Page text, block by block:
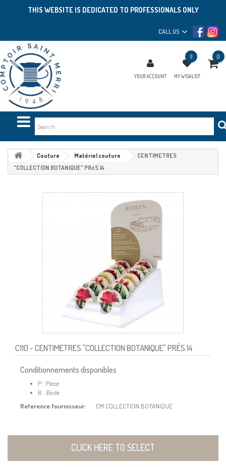
THIS WEBSITE IS DEDICATED TO PROFESSIONALS ONLY
CALL US
YOUR ACCOUNT
0
MY WISHLIST
0
Couture Matériel couture
CENTIMETRES
"COLLECTION BOTANIQUE" PRéS.14
C110- CENTIMETRES "COLLECTION BOTANIQUE" PRÉS.14
Conditionnements disponibles
P : Pièce
B : Boite
Reference fournisseur:
CM COLLECTION BOTANIQUE
CLICK HERE TO SELECT